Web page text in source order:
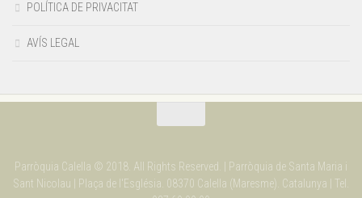
POLÍTICA DE PRIVACITAT
AVÍS LEGAL
Parròquia Calella © 2018. All Rights Reserved. | Parròquia de Santa Maria i
Sant Nicolau | Plaça de l'Església. 08370 Calella (Maresme). Catalunya | Tel.